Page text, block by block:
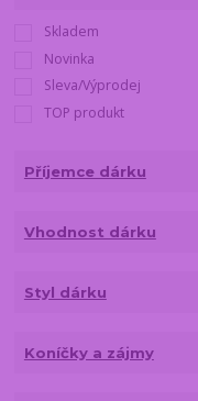
Skladem
Novinka
Sleva/Výprodej
TOP produkt
Příjemce dárku
Vhodnost dárku
Styl dárku
Koníčky a zájmy